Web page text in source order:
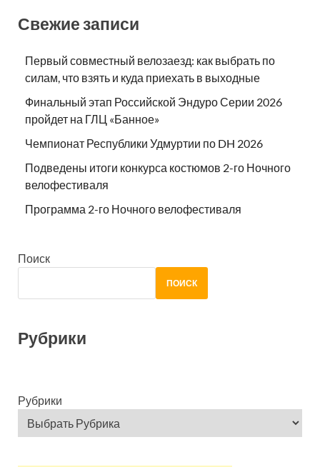
Свежие записи
Первый совместный велозаезд: как выбрать по
силам, что взять и куда приехать в выходные
Финальный этап Российской Эндуро Серии 2026
пройдет на ГЛЦ «Банное»
Чемпионат Республики Удмуртии по DH 2026
Подведены итоги конкурса костюмов 2-го Ночного
велофестиваля
Программа 2-го Ночного велофестиваля
Поиск
ПОИСК
Рубрики
Рубрики